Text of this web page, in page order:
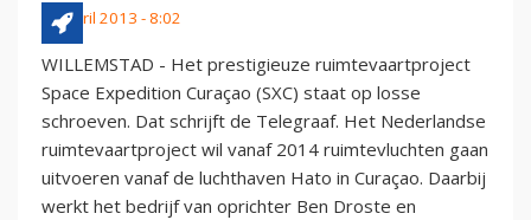
10 april 2013 - 8:02
WILLEMSTAD - Het prestigieuze ruimtevaartproject
Space Expedition Curaçao (SXC) staat op losse
schroeven. Dat schrijft de Telegraaf. Het Nederlandse
ruimtevaartproject wil vanaf 2014 ruimtevluchten gaan
uitvoeren vanaf de luchthaven Hato in Curaçao. Daarbij
werkt het bedrijf van oprichter Ben Droste en